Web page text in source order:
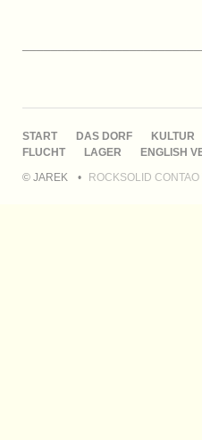
NAVIGATION
ÜBERSPRINGEN
START DAS DORF KULTUR
FLUCHT
LAGER
ENGLISH
© JAREK
ROCKSOLID